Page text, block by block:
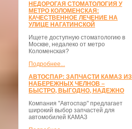
НЕДОРОГАЯ СТОМАТОЛОГИЯ У
МЕТРО КОЛОМЕНСКАЯ:
КАЧЕСТВЕННОЕ ЛЕЧЕНИЕ НА
УЛИЦЕ НАГАТИНСКОЙ
Ищете доступную стоматологию в
Москве, недалеко от метро
Коломенская?
Подробнее...
АВТОСПАР: ЗАПЧАСТИ КАМАЗ ИЗ
НАБЕРЕЖНЫХ ЧЕЛНОВ –
БЫСТРО, ВЫГОДНО, НАДЕЖНО
Компания "Автоспар" предлагает
широкий выбор запчастей для
автомобилей КАМАЗ